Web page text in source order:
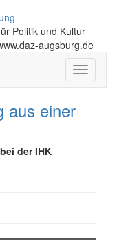
Politik und Kultur
augsburg.de
Toggle
aus einer
der IHK